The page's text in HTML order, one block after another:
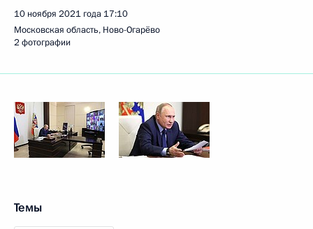
10 ноября 2021 года 17:10
Московская область, Ново-Огарёво
2 фотографии
Темы